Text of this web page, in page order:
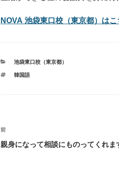
NOVA 池袋東口校（東京都）はこ
カ
ゴ
池袋東口校（東京都）
タ
韓国語
投
稿
過
去
前
親身になって相談にものってくれま